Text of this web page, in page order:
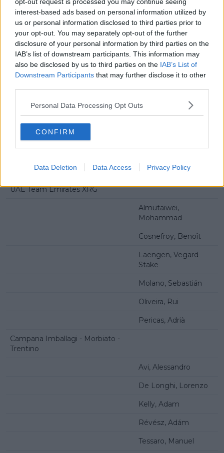
interest-based ads based on personal information utilized by
us or personal information disclosed to third parties prior to
your opt-out. You may separately opt-out of the further
disclosure of your personal information by third parties on the
IAB’s list of downstream participants. This information may
also be disclosed by us to third parties on the IAB’s List of
Downstream Participants that may further disclose it to other
Personal Data Processing Opt Outs
CONFIRM
Data Deletion Data Access Privacy Policy
Maris, Elias
Thonnon, Senne
Vandenabeele, Henri
Vercouillie, Victor
Soudal - Quick-Step
Lecerf, Junior
Svrček, Martin
UAE Team Emirates XRG
Almutaiwei,
Mohammad
Cosnefroy, Benoît
Laengen, Vegard
Stake
Molano, Sebastián
Oliveira, Rui
Pericas, Adrià
Campana Imballagi - Morbiato -
Trentino
Avi, Alessandro
De Longhi, Lorenzo
Kelly, Adam
Révész, Adám
Tessaro, Manuel